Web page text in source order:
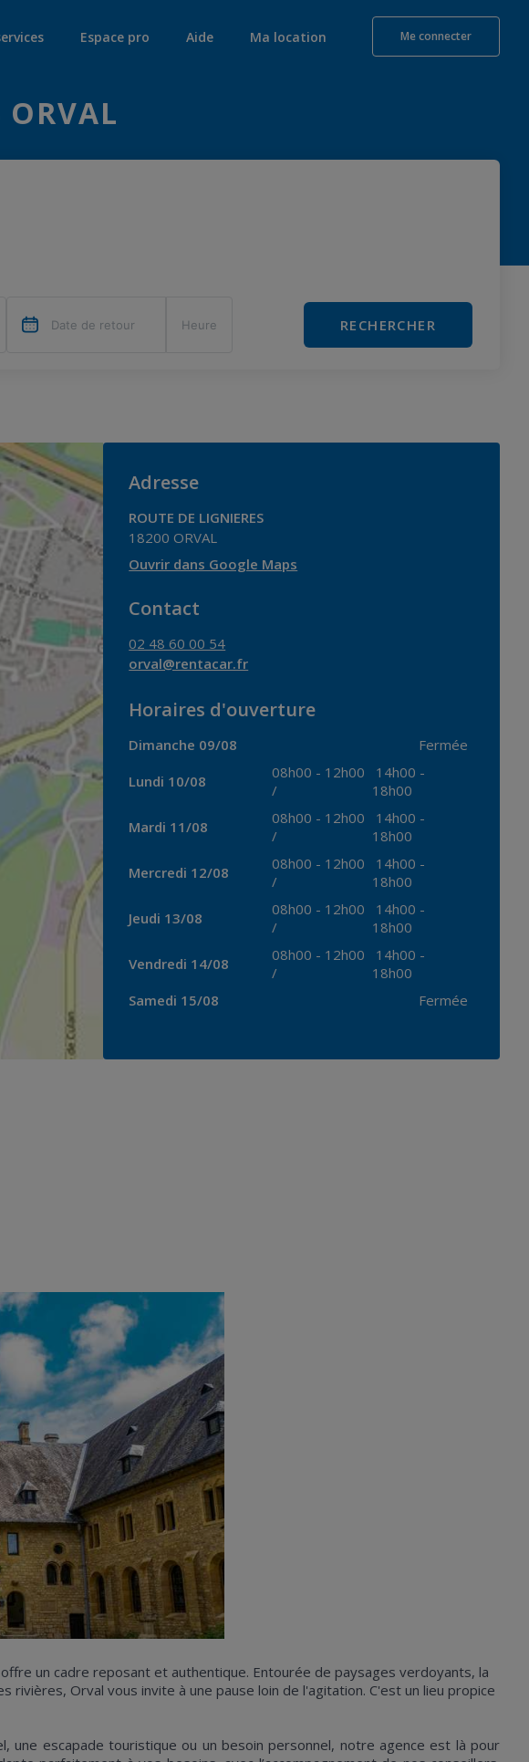
Espace pro Aide Ma location Me connecter
RECHERCHER
Adresse
ROUTE DE LIGNIERES
18200 ORVAL
Ouvrir dans Google Maps
Contact
02 48 60 00 54
orval@rentacar.fr
Horaires d'ouverture
Dimanche 09/08
Fermée
Lundi 10/08
08h00 - 12h00
/
14h00 -
18h00
Mardi 11/08
08h00 - 12h00
/
14h00 -
18h00
Mercredi 12/08
08h00 - 12h00
/
14h00 -
18h00
Jeudi 13/08
08h00 - 12h00
/
14h00 -
18h00
Vendredi 14/08
08h00 - 12h00
/
14h00 -
18h00
Samedi 15/08
Fermée
un cadre reposant et authentique. Entourée de paysages verdoyants, la
Orval vous invite à une pause loin de l'agitation. C'est un lieu propice
une escapade touristique ou un besoin personnel, notre agence est là pour